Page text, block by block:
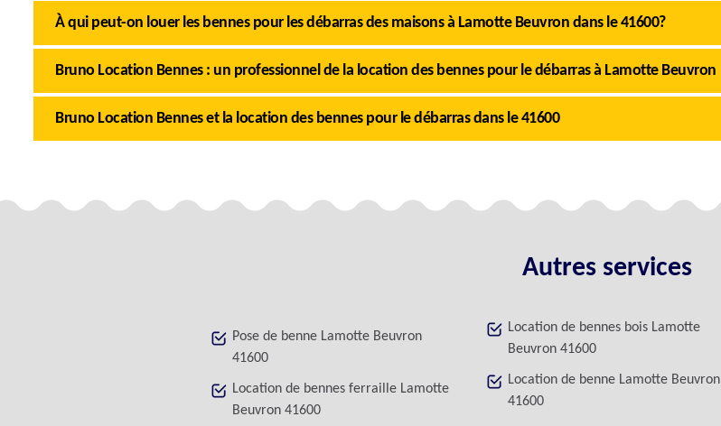
À qui peut-on louer les bennes pour les débarras des maisons à Lamotte Beuvron dans le 41600?
Bruno Location Bennes : un professionnel de la location des bennes pour le débarras à Lamotte Beuvron
Bruno Location Bennes et la location des bennes pour le débarras dans le 41600
Autres services
Pose de benne Lamotte Beuvron
41600
Location de bennes ferraille Lamotte
Beuvron 41600
Location de bennes bois Lamotte
Beuvron 41600
Location de benne Lamotte Beuvron
41600